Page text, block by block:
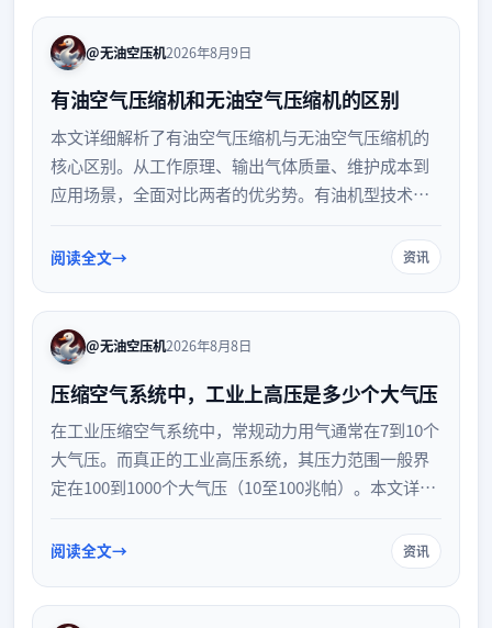
@无油空压机2026年8月9日
有油空气压缩机和无油空气压缩机的区别
本文详细解析了有油空气压缩机与无油空气压缩机的
核心区别。从工作原理、输出气体质量、维护成本到
应用场景，全面对比两者的优劣势。有油机型技术成
净气源，是食品、医药等高标准行业的理想选择。帮
阅读全文 资讯
@无油空压机2026年8月8日
压缩空气系统中，工业上高压是多少个大气压
在工业压缩空气系统中，常规动力用气通常在7到10个
大气压。而真正的工业高压系统，其压力范围一般界
定在100到1000个大气压（10至100兆帕）。本文详细
景以及系统设计的安全考量，帮助您准确理解高压气
阅读全文 资讯